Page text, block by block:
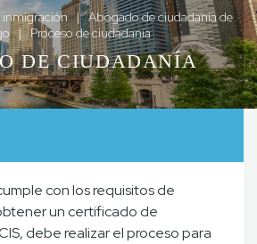
inmigración | Abogado de ciudadanía de
| Proceso de ciudadanía
DE CIUDADANÍA
con los requisitos de
un certificado de
debe realizar el proceso para